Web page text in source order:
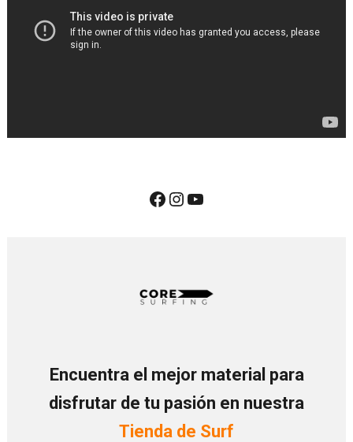
Encuentra el mejor material para
disfrutar de tu pasión en nuestra
Tienda de Surf